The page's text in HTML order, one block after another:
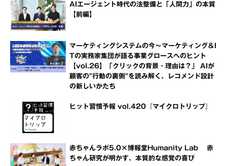
AIエージェント時代の法整備と「人間力」の本質
【前編】
マーケティングシステムの今～マーケティング＆I
Tの実務家集団が語る事業グロースへのヒント
【vol.26】「クリックの背景・理由は？」 AIが
顧客の"行動の裏側"を読み解く、レコメンド設計
の新しいかたち
ヒット習慣予報 vol.420『マイクロトリップ』
赤ちゃんラボ5.0×博報堂Humanity Lab 赤
ちゃん研究が明かす、本質的な感覚の喜び